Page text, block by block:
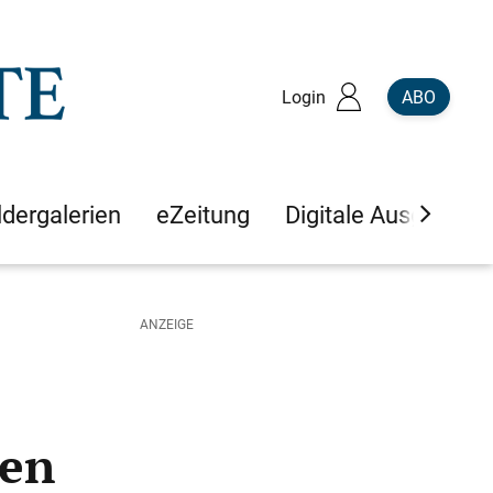
Login ABO
eZeitung Digitale Ausgaben